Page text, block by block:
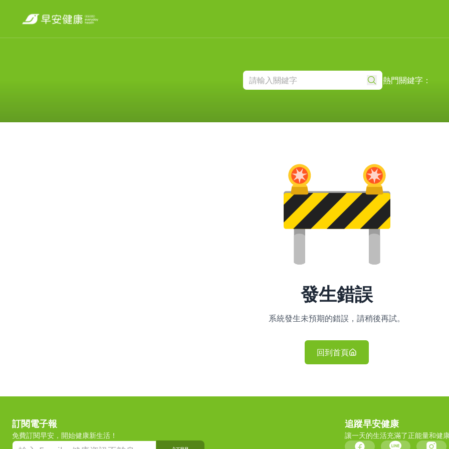
熱門關鍵字：
發生錯誤
系統發生未預期的錯誤，請稍後再試。
回到首頁
訂閱電子報
免費訂閱早安，開始健康新生活！
追蹤早安健康
讓一天的生活充滿了正能量和健